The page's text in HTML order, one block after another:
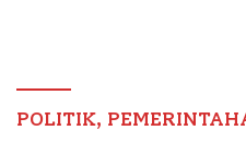
POLITIK,